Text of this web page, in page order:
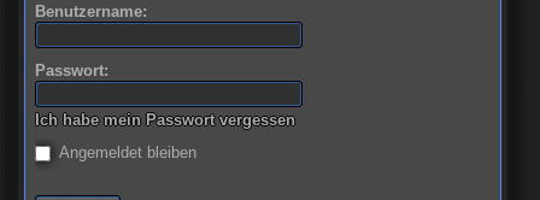
Benutzername:
Passwort:
Ich habe mein Passwort vergessen
Angemeldet bleiben